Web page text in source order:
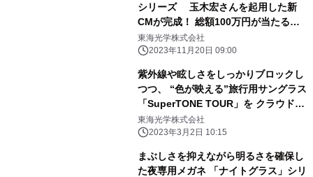
シリーズ 玉木宏さんを起用した新
CMが完成！ 総額100万円が当たる
「ルティーナWチャンスキャンペー
ン」を 11月21日より開催
東海光学株式会社
2023年11月20日 09:00
紫外線や眩しさをしっかりブロックし
つつ、 “色が映える”旅行用サングラス
「SuperTONE TOUR」を クラウドフ
ァンディング ナナ福神にて先行販売開
始！
東海光学株式会社
2023年3月2日 10:15
まぶしさを抑えながら明るさを確保し
た夜専用メガネ 「ナイトグラス」シリ